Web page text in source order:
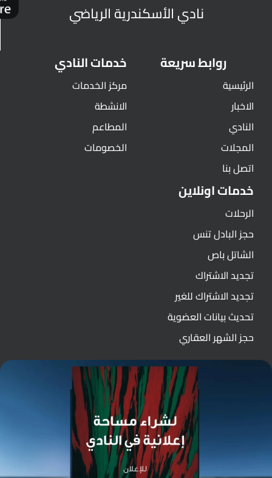
نادي الأسكندرية الرياضي
روابط سريعة
الرئيسية
الاخبار
النادي
المجلات
اتصل بنا
خدمات النادي
مركز الخدمات
الانشطة
المطاعم
الخصومات
خدمات اونلاين
الرحلات
حجز البادل تنس
الشاتل باص
تجديد الاشتراك
تجديد الاشتراك للغير
تحديث بيانات العضوية
حجز الشهر العقاري